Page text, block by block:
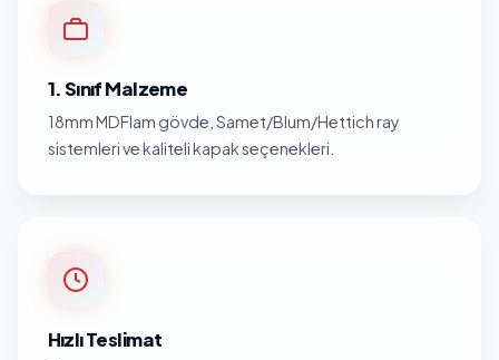
1. Sınıf Malzeme
18mm MDFlam gövde, Samet/Blum/Hettich ray
sistemleri ve kaliteli kapak seçenekleri.
Hızlı Teslimat